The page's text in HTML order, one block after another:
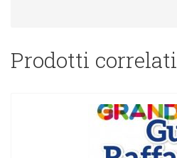
Prodotti correlati